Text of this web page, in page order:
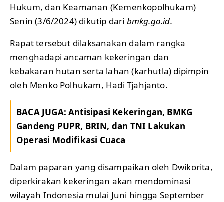
Hukum, dan Keamanan (Kemenkopolhukam)
Senin (3/6/2024) dikutip dari bmkg.go.id.
Rapat tersebut dilaksanakan dalam rangka
menghadapi ancaman kekeringan dan
kebakaran hutan serta lahan (karhutla) dipimpin
oleh Menko Polhukam, Hadi Tjahjanto.
BACA JUGA:Antisipasi Kekeringan, BMKG
Gandeng PUPR, BRIN, dan TNI Lakukan
Operasi Modifikasi Cuaca
Dalam paparan yang disampaikan oleh Dwikorita,
diperkirakan kekeringan akan mendominasi
wilayah Indonesia mulai Juni hingga September